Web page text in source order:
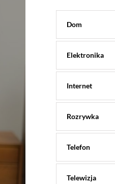
Dom
Elektronika
Internet
Rozrywka
Telefon
Telewizja